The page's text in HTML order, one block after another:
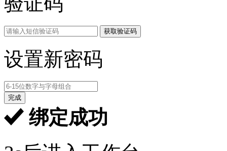
获取验证码
设置新密码
完成
绑定成功